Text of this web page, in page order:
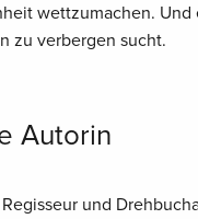
wettzumachen.
zu verbergen sucht.
Autorin
und